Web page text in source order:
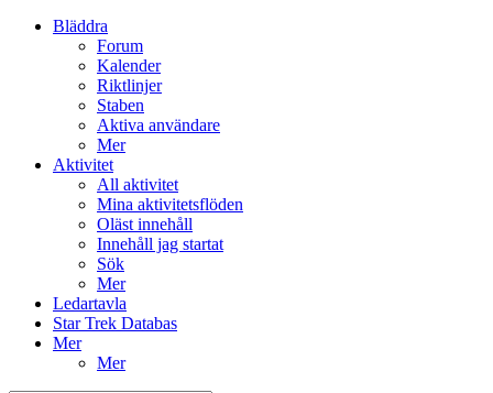
Bläddra
Forum
Kalender
Riktlinjer
Staben
Aktiva användare
Mer
Aktivitet
All aktivitet
Mina aktivitetsflöden
Oläst innehåll
Innehåll jag startat
Sök
Mer
Ledartavla
Star Trek Databas
Mer
Mer